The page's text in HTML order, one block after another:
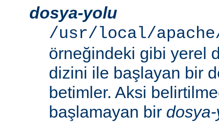
dosya-yolu
/usr/local/
örneğindeki gibi yerel
dizini ile başlayan bir
betimler. Aksi
başlamayan bir